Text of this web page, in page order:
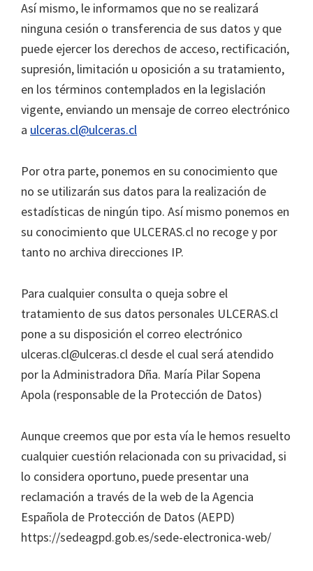
Así mismo, le informamos que no se realizará
ninguna cesión o transferencia de sus datos y que
puede ejercer los derechos de acceso, rectificación,
supresión, limitación u oposición a su tratamiento,
en los términos contemplados en la legislación
vigente, enviando un mensaje de correo electrónico
a ulceras.cl@ulceras.cl
Por otra parte, ponemos en su conocimiento que
no se utilizarán sus datos para la realización de
estadísticas de ningún tipo. Así mismo ponemos en
su conocimiento que ULCERAS.cl no recoge y por
tanto no archiva direcciones IP.
Para cualquier consulta o queja sobre el
tratamiento de sus datos personales ULCERAS.cl
pone a su disposición el correo electrónico
ulceras.cl@ulceras.cl desde el cual será atendido
por la Administradora Dña. María Pilar Sopena
Apola (responsable de la Protección de Datos)
Aunque creemos que por esta vía le hemos resuelto
cualquier cuestión relacionada con su privacidad, si
lo considera oportuno, puede presentar una
reclamación a través de la web de la Agencia
Española de Protección de Datos (AEPD)
https://sedeagpd.gob.es/sede-electronica-web/